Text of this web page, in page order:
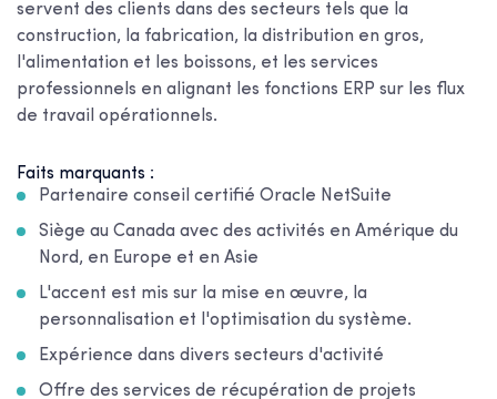
servent des clients dans des secteurs tels que la
construction, la fabrication, la distribution en gros,
l'alimentation et les boissons, et les services
professionnels en alignant les fonctions ERP sur les flux
de travail opérationnels.
Faits marquants :
Partenaire conseil certifié Oracle NetSuite
Siège au Canada avec des activités en Amérique du
Nord, en Europe et en Asie
L'accent est mis sur la mise en œuvre, la
personnalisation et l'optimisation du système.
Expérience dans divers secteurs d'activité
Offre des services de récupération de projets